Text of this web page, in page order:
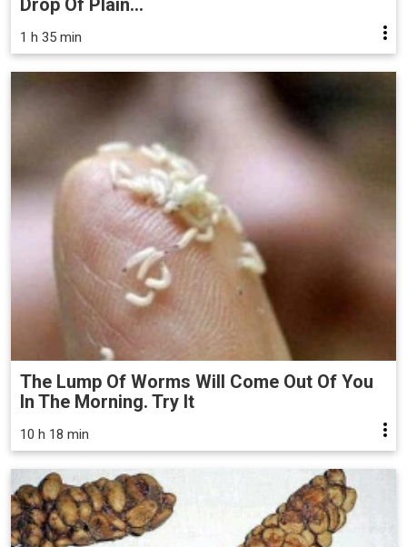
1 h 35 min
The Lump Of Worms Will Come Out Of You
In The Morning. Try It
10 h 18 min